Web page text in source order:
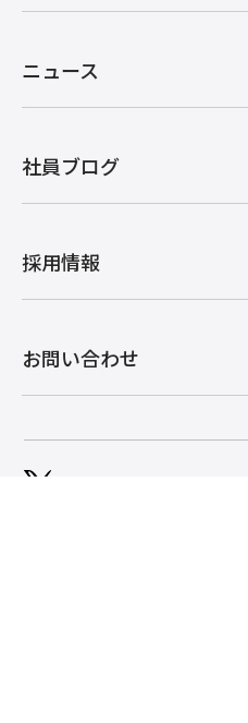
ニュース
社員ブログ
採用情報
お問い合わせ